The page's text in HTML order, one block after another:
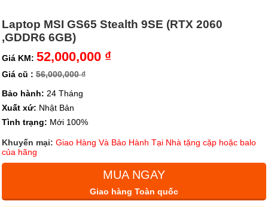
Laptop MSI GS65 Stealth 9SE (RTX 2060
,GDDR6 6GB)
Giá KM: 52,000,000 ₫
Giá cũ : 56,000,000 ₫
Bảo hành: 24 Tháng
Xuất xứ: Nhật Bản
Tình trạng: Mới 100%
Khuyến mại: Giao Hàng Và Bảo Hành Tại Nhà tặng cặp hoặc balo
của hãng
MUA NGAY
Giao hàng Toàn quốc